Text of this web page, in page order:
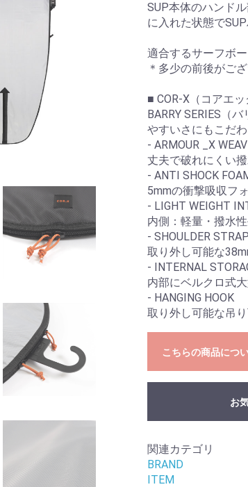
SUP本体のハンド
に入れた状態で
適合するサーフボ
＊多少の前後がご
■ COR-X（コアエッ
BARRY SERIES（
やすいさにもこだ
- ARMOUR _X
丈夫で破れにくい
- ANTI SHOCK
5mmの衝撃吸収フ
- LIGHT WEIGHT
内側：軽量・撥水
- SHOULDER STRAP
取り外し可能な
- INTERNAL
内部にベルクロ式
- HANGING HOOK
取り外し可能な吊
こちらの商品につ
カートへ進む
お
関連カテゴリ
BRAND
ITEM